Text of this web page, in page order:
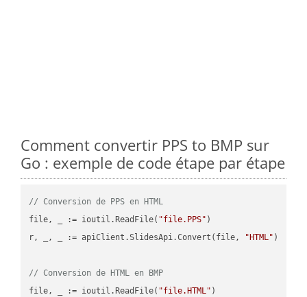
Comment convertir PPS to BMP sur
Go : exemple de code étape par étape
// Conversion de PPS en HTML
file, _ := ioutil.ReadFile( "file.PPS" )
r, _, _ := apiClient.SlidesApi.Convert(file,
"HTML" )
// Conversion de HTML en BMP
file, _ := ioutil.ReadFile( "file.HTML" )